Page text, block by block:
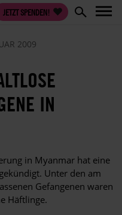
JETZT SPENDEN!
2009
IN
in Myanmar hat eine
Unter den am
Gefangenen waren
Häftlinge.